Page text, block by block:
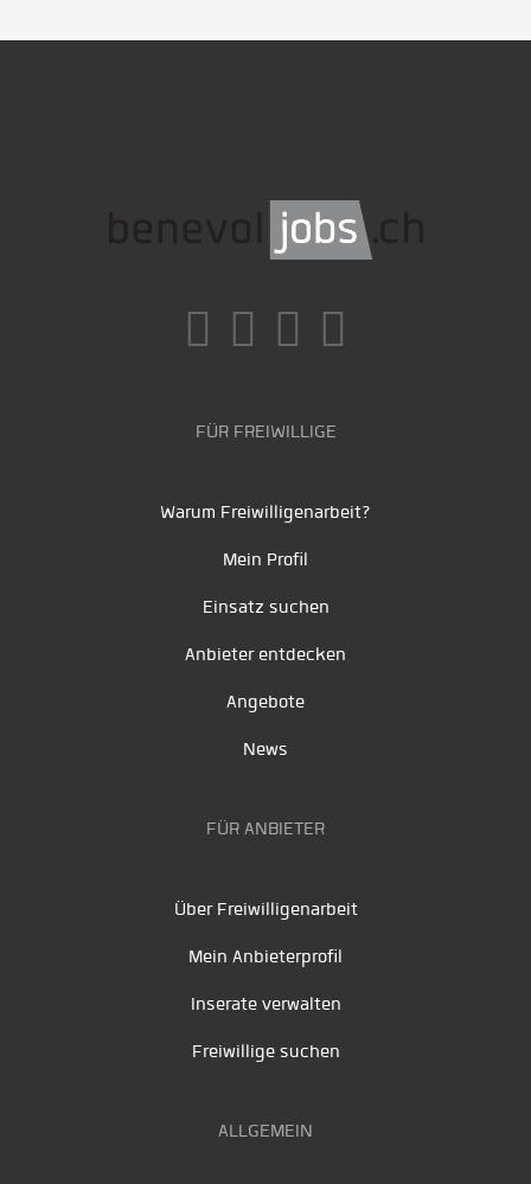
FÜR FREIWILLIGE
Warum Freiwilligenarbeit?
Mein Profil
Einsatz suchen
Anbieter entdecken
Angebote
News
FÜR ANBIETER
Über Freiwilligenarbeit
Mein Anbieterprofil
Inserate verwalten
Freiwillige suchen
ALLGEMEIN